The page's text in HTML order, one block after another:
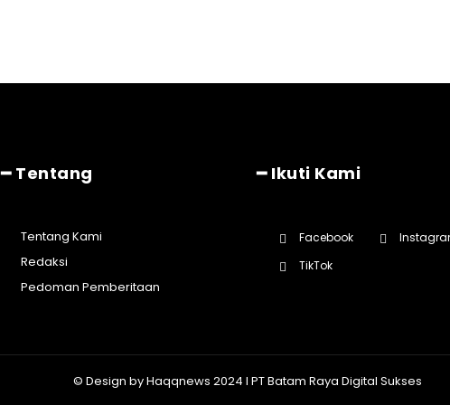
━ Tentang
Tentang Kami
Redaksi
Pedoman Pemberitaan
━ Ikuti Kami
Facebook
TikTok
© Design by Haqqnews 2024 I PT Batam Raya Digital Sukses